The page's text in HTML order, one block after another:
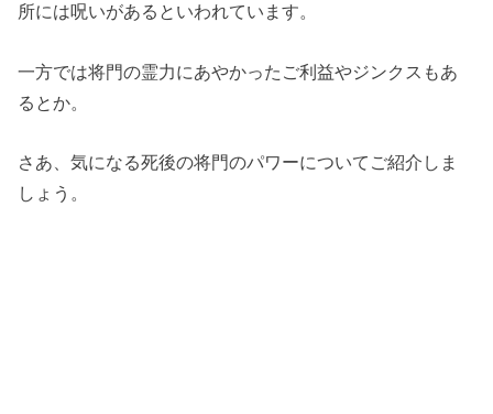
所には呪いがあるといわれています。
一方では将門の霊力にあやかったご利益やジンクスもあ
るとか。
さあ、気になる死後の将門のパワーについてご紹介しま
しょう。